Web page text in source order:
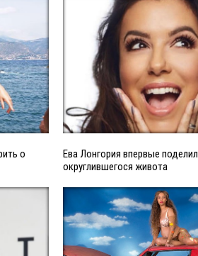
о
Ева Лонгория впервые
округлившегося живота